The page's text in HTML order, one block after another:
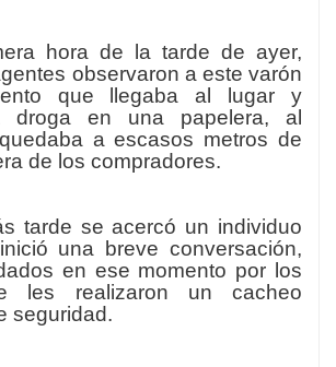
hora de la tarde de ayer,
observaron a este varón
que llegaba al lugar y
droga en una papelera, al
a escasos metros de
de los compradores.
tarde se acercó un individuo
una breve conversación,
en ese momento por los
les realizaron un cacheo
seguridad.